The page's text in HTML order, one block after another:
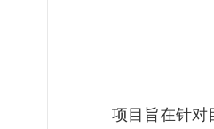
项目旨在针对